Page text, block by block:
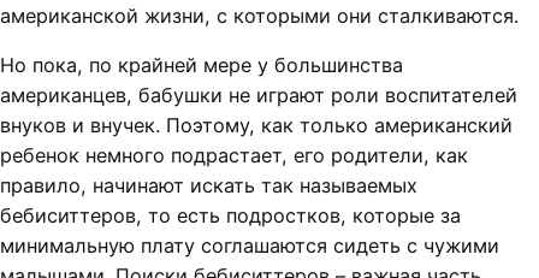
американской жизни, с которыми они сталкиваются.
Но пока, по крайней мере у большинства
американцев, бабушки не играют роли воспитателей
внуков и внучек. Поэтому, как только американский
ребенок немного подрастает, его родители, как
правило, начинают искать так называемых
бебиситтеров, то есть подростков, которые за
минимальную плату соглашаются сидеть с чужими